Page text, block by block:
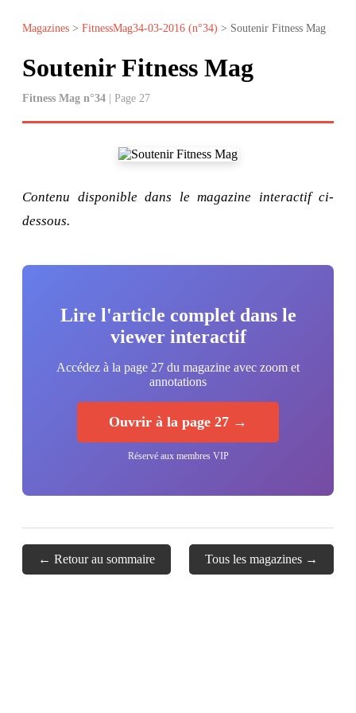
Magazines > FitnessMag34-03-2016 (n°34) > Soutenir Fitness Mag
Soutenir Fitness Mag
Fitness Mag n°34 | Page 27
Contenu disponible dans le magazine interactif ci-
dessous.
Lire l'article complet dans le
viewer interactif
Accédez à la page 27 du magazine avec zoom et
annotations
Ouvrir à la page 27 →
Réservé aux membres VIP
← Retour au sommaire Tous les magazines →